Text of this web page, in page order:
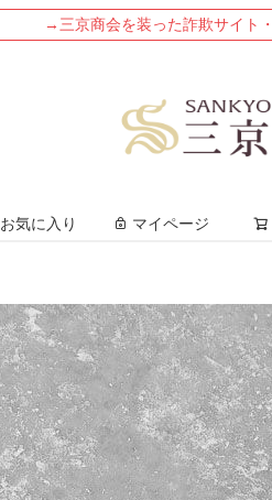
→三京商会を装った詐欺サイト
お気に入り マイページ